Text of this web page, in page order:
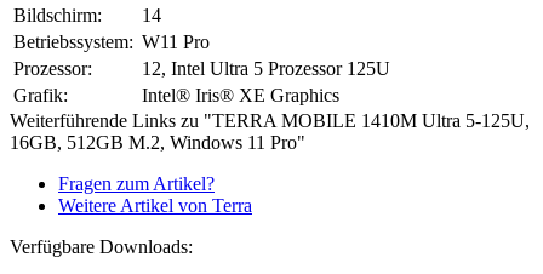
Bildschirm:
14
Betriebssystem: W11 Pro
Prozessor:
12, Intel Ultra 5 Prozessor 125U
Grafik:
Intel® Iris® XE Graphics
Weiterführende Links zu "TERRA MOBILE 1410M Ultra 5-125U,
16GB, 512GB M.2, Windows 11 Pro"
Fragen zum Artikel?
Weitere Artikel von Terra
Verfügbare Downloads: